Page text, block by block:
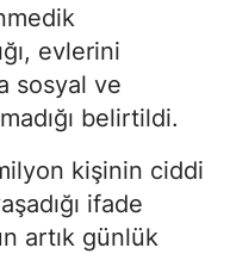
evlerini
sosyal ve
belirtildi.
kişinin ciddi
ifade
artık günlük